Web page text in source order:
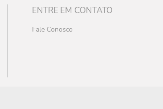
ENTRE EM CONTATO
Fale Conosco